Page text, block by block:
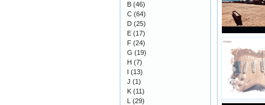
B (46)
C (64)
D (25)
E (17)
F (24)
G (19)
H (7)
I (13)
J (1)
K (11)
L (29)